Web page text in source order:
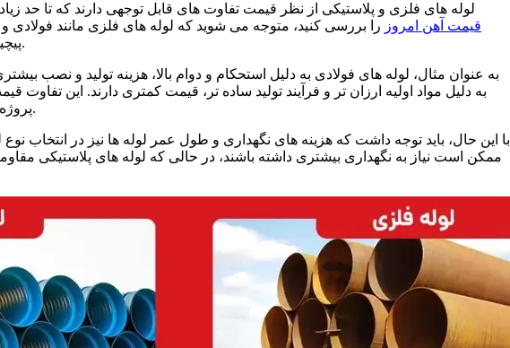
لوله های فلزی و پلاستیکی از نظر قیمت تفاوت های قابل توجهی دارند که تا حد
قیمت آهن امروز را بررسی کنید، متوجه می شوید که لوله های فلزی مانند فولادی
های پلاستیکی دارند.
به عنوان مثال، لوله های فولادی به دلیل استحکام و دوام بالا، هزینه تولید و نصب
وینیل کلراید (PVC) به دلیل مواد اولیه ارزان تر و فرآیند تولید ساده تر، قیمت کمتری دارند. این تفاوت
پروژههای کلی داشته باشد.
با این حال، باید توجه داشت که هزینه های نگهداری و طول عمر لوله ها نیز در انتخاب
ممکن است نیاز به نگهداری بیشتری داشته باشند، در حالی که لوله های پلاستیکی